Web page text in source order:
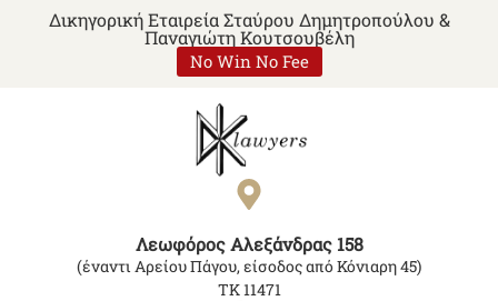
Δικηγορική Εταιρεία Σταύρου Δημητροπούλου &
Παναγιώτη Κουτσουβέλη
No Win No Fee
Λεωφόρος Αλεξάνδρας 158
(έναντι Αρείου Πάγου, είσοδος από Κόνιαρη 45)
ΤΚ 11471